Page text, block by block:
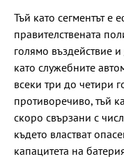
Тъй като сегментът е
правителствената
голямо въздействие
като служебните
всеки три до четири
противоречиво, тъй
скоро свързани с
където властват
капацитета на